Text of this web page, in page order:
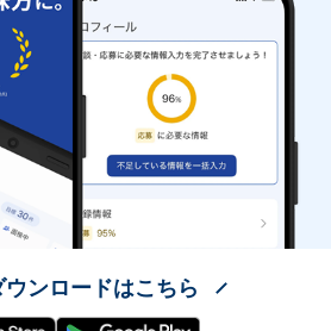
ウンロードはこちら